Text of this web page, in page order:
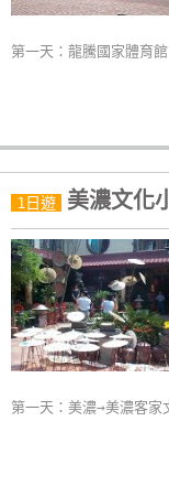
紅
訂
房
Q&A
國
旅
訂
第一天：龍騰國家體育
1日遊 美濃文化
第一天：美濃→美濃客